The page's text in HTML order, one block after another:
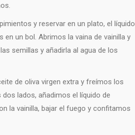
y reservar en un plato, el líquido
un bol. Abrimos la vaina de vainilla y
semillas y añadirla al agua de los
de oliva virgen extra y freímos los
lados, añadimos el líquido de
la vainilla, bajar el fuego y confitamos